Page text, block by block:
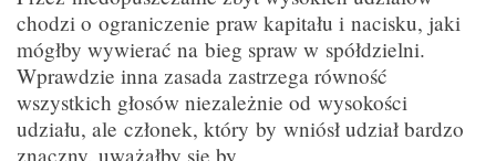
chodzi o ograniczenie praw kapitału i nacisku, jaki
mógłby wywierać na bieg spraw w spółdzielni.
Wprawdzie inna zasada zastrzega równość
wszystkich głosów niezależnie od wysokości
udziału, ale członek, który by wniósł udział bardzo
znaczny, uważałby się by